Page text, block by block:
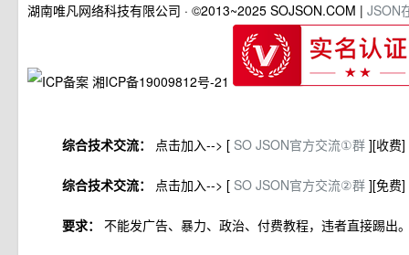
湖南唯凡网络科技有限公司 · ©2013~2025 SOJSON.COM | JSON
湘ICP备19009812号-21
综合技术交流： 点击加入--> [ SO JSON官方交流①群 ][收费]
综合技术交流： 点击加入--> [ SO JSON官方交流②群 ][免费]
要求： 不能发广告、暴力、政治、付费教程，违者直接踢出